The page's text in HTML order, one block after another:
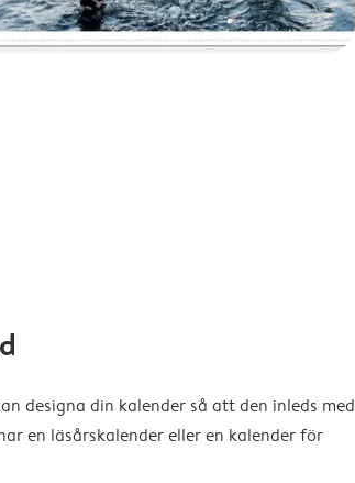
designa din kalender så att den inleds med
en läsårskalender eller en kalender för